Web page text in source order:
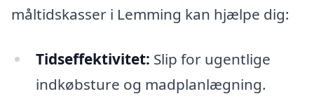
måltidskasser i Lemming kan hjælpe dig:
Tidseffektivitet: Slip for ugentlige
indkøbsture og madplanlægning.